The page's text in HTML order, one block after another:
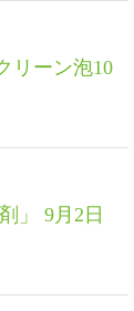
リーン泡10
」 9月2日